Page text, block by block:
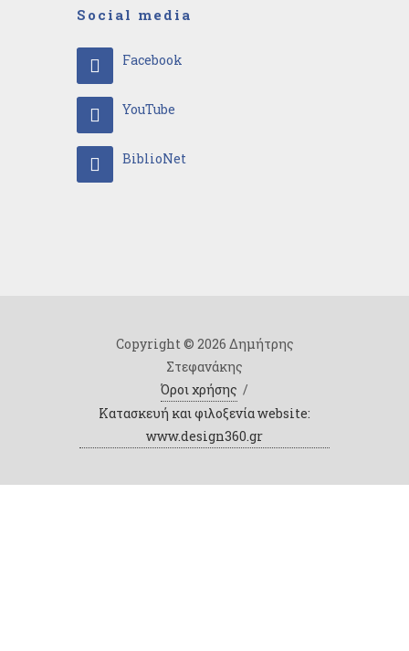
Social media
Facebook
YouTube
BiblioNet
Copyright © 2026 Δημήτρης
Στεφανάκης
Όροι χρήσης /
Κατασκευή και φιλοξενία website:
www.design360.gr